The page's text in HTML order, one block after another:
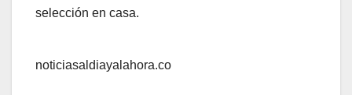
selección en casa.
noticiasaldiayalahora.co